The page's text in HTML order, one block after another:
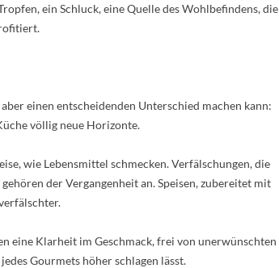
ein Schluck, eine Quelle des Wohlbefindens, die
einen entscheidenden Unterschied machen kann:
völlig neue Horizonte.
wie Lebensmittel schmecken. Verfälschungen, die
der Vergangenheit an. Speisen, zubereitet mit
eine Klarheit im Geschmack, frei von unerwünschten
Gourmets höher schlagen lässt.